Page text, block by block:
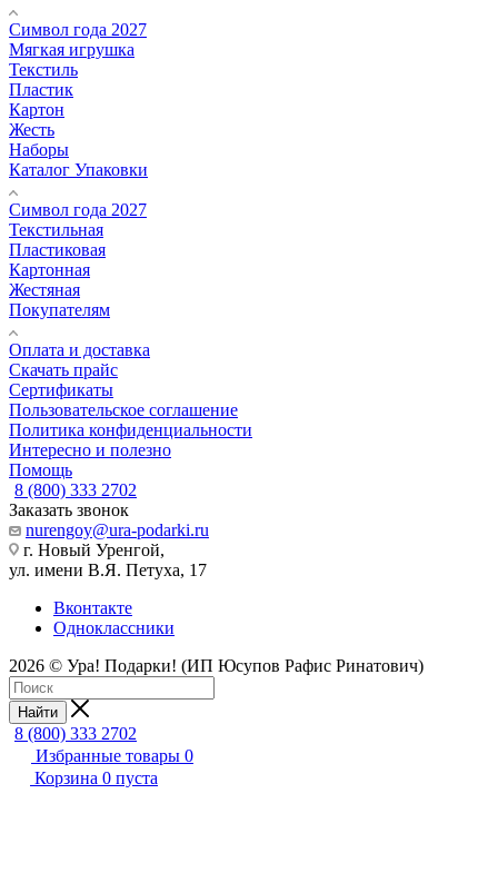
Символ года 2027
Мягкая игрушка
Текстиль
Пластик
Картон
Жесть
Наборы
Каталог Упаковки
Символ года 2027
Текстильная
Пластиковая
Картонная
Жестяная
Покупателям
Оплата и доставка
Скачать прайс
Сертификаты
Пользовательское соглашение
Политика конфиденциальности
Интересно и полезно
Помощь
8 (800) 333 2702
Заказать звонок
nurengoy@ura-podarki.ru
г. Новый Уренгой,
ул. имени В.Я. Петуха, 17
Вконтакте
Одноклассники
2026 © Ура! Подарки! (ИП Юсупов Рафис Ринатович)
Найти
8 (800) 333 2702
Избранные товары 0
Корзина 0 пуста